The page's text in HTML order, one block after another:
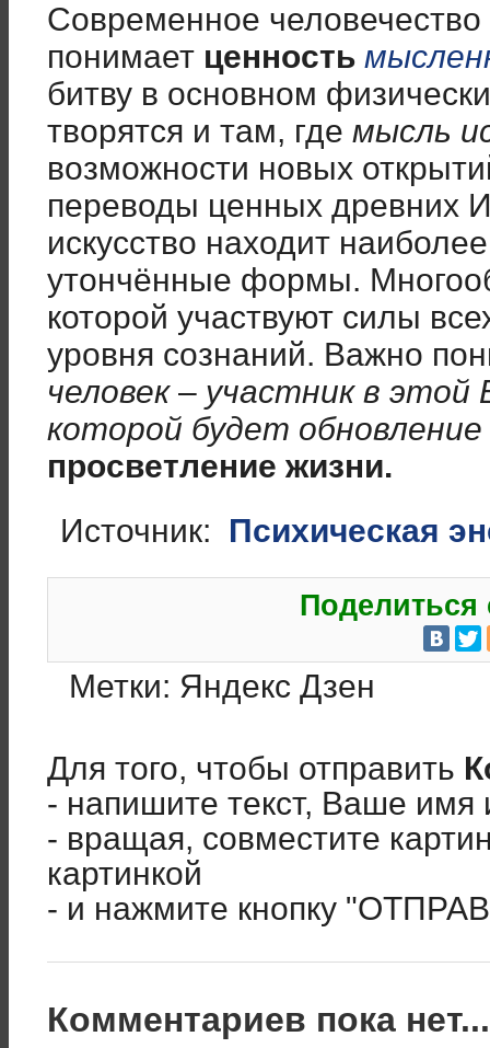
Современное
понимает ценность
битву в основном
творятся и там, где мысль
возможности новых
переводы ценных древних
искусство находит
утончённые формы.
которой участвуют силы
уровня сознаний. Важно
человек – участник в
которой будет
просветление жизни.
Источник: Психическая
Поделиться
Метки: Яндекс Дзен
Для того, чтобы отправить
- напишите текст, Ваше имя
- вращая, совместите
картинкой
- и нажмите кнопку
Комментариев пока